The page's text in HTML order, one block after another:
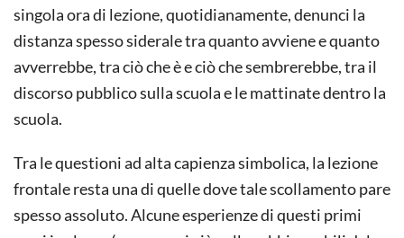
singola ora di lezione, quotidianamente, denunci la
distanza spesso siderale tra quanto avviene e quanto
avverrebbe, tra ciò che è e ciò che sembrerebbe, tra il
discorso pubblico sulla scuola e le mattinate dentro la
scuola.
Tra le questioni ad alta capienza simbolica, la lezione
frontale resta una di quelle dove tale scollamento pare
spesso assoluto. Alcune esperienze di questi primi